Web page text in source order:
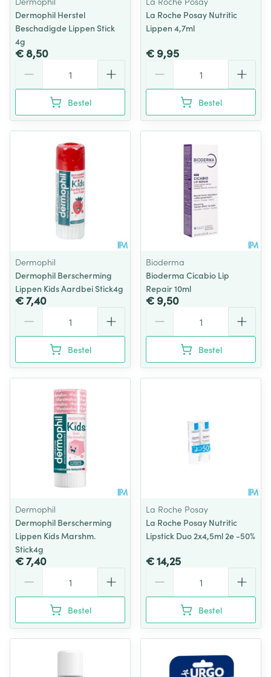
Dermophil Herstel
Beschadigde Lippen Stick
4g
€ 8,50
Bestel
La Roche Posay Nutritic
Lippen 4,7ml
€ 9,95
Bestel
Dermophil
Dermophil Berscherming
Lippen Kids Aardbei Stick4g
€ 7,40
Bestel
Bioderma
Bioderma Cicabio Lip
Repair 10ml
€ 9,50
Bestel
Dermophil
Dermophil Berscherming
Lippen Kids Marshm.
Stick4g
€ 7,40
Bestel
La Roche Posay
La Roche Posay Nutritic
Lipstick Duo 2x4,5ml 2e -50%
€ 14,25
Bestel